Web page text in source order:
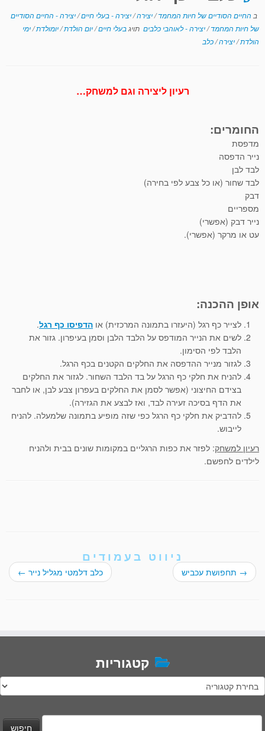
ב החיים הסודיים של חיות המחמד/יצירה/יצירה - בעלי חיים/יצירה - החיים הסודיים
של חיות המחמד/יצירה - לאוהבי כלבים תויגבעלי חיים/יום הולדת/יומולדת/ימי
הולדת/יצירה/כלב
רעיון ליצירה וגם למשחק…
החומרים:
מדפסת
נייר הדפסה
לבד לבן
לבד שחור (או כל צבע לפי בחירה)
דבק
מספריים
נייר דבק (אפשרי)
עט או מרקר (אפשרי).
אופן ההכנה:
לצייר כף רגל (היעזרו בתמונה המרכזית) או הדפיסו כף רגל.
לשים את הנייר המודפס על הלבד הלבן וסמן בעיפרון. גזור את
הלבד לפי הסימון.
לגזור מנייר ההדפסה את החלקים הקטנים בכף הרגל.
להניח את חלקי כף הרגל על בד הלבד השחור. לגזור את החלקים
בצידם החיצוני (אפשר לסמן את החלקים בעפרון צבע לבן, או לחבר
את הדף בסיכה זעירה לבד, ואז לבצע את הגזירה).
להדביק את חלקי כף הרגל כפי שזה מופיע בתמונה שלמעלה. להניח
לייבוש.
רעיון למשחק: לפזר את כפות הרגליים במקומות שונים בבית ולהניח
לילדים לחפשם.
ניווט בעמודים
→ תחפושת עכביש כלב דלמטי מגליל נייר ←
קטגוריות
קטגוריות
חיפוש: